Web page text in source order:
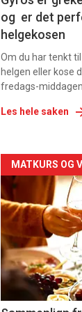
og er det
helgekosen
Om du har tenkt
helgen eller kose
fredags-
Les hele saken
Forsiden
akkurat
nå
-
5
MATKURS OG